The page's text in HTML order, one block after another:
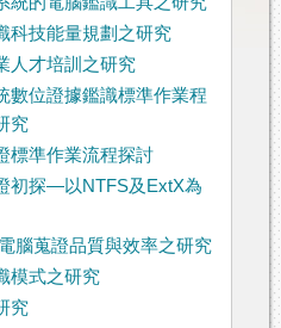
科技能量規劃之研究
人才培訓之研究
數位證據鑑識標準作業程
究
標準作業流程探討
初探—以NTFS及ExtX為
腦蒐證品質與效率之研究
模式之研究
究